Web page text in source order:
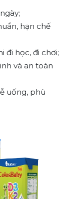
hạn chế
đi học, đi chơi;
và an toàn
uống, phù